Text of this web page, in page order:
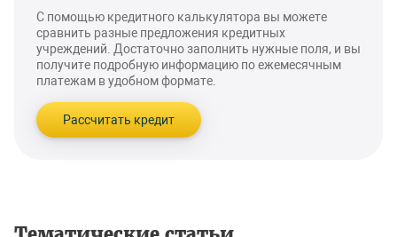
С помощью кредитного калькулятора вы можете
сравнить разные предложения кредитных
учреждений. Достаточно заполнить нужные поля, и вы
получите подробную информацию по ежемесячным
платежам в удобном формате.
Рассчитать кредит